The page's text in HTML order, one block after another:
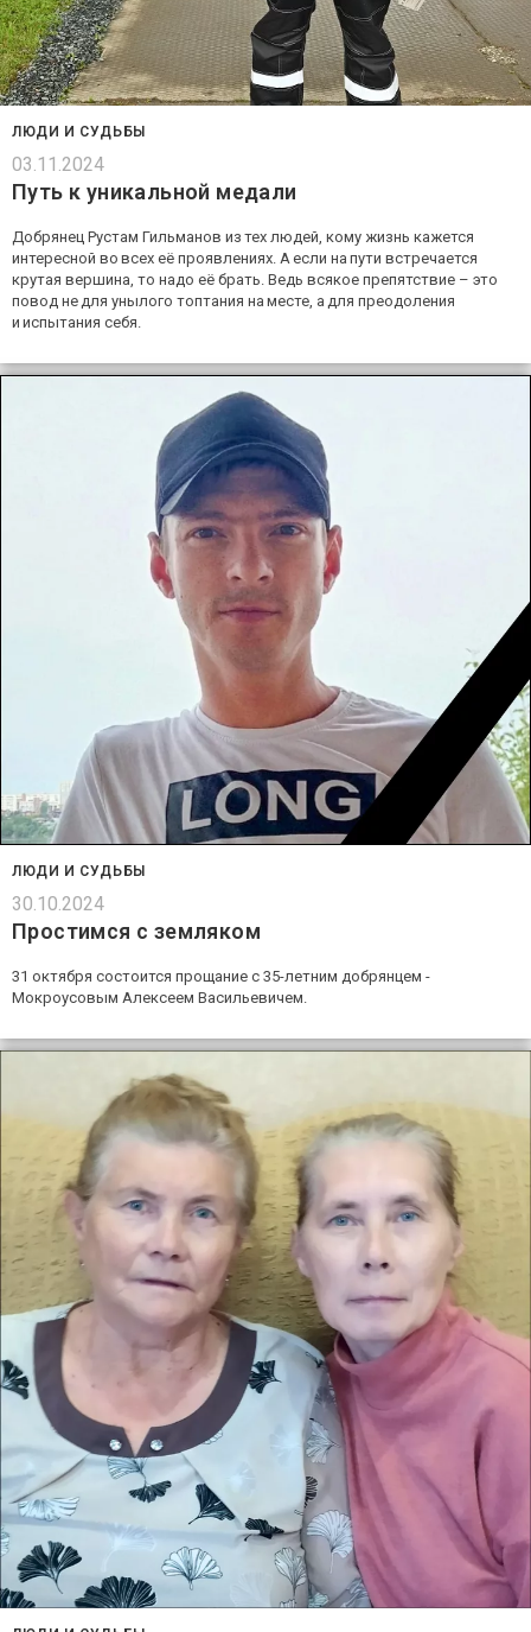
ЛЮДИ И СУДЬБЫ
03.11.2024
Путь к уникальной медали
Добрянец Рустам Гильманов из тех людей, кому жизнь кажется
интересной во всех её проявлениях. А если на пути встречается
крутая вершина, то надо её брать. Ведь всякое препятствие – это
повод не для унылого топтания на месте, а для преодоления
и испытания себя.
ЛЮДИ И СУДЬБЫ
30.10.2024
Простимся с земляком
31 октября состоится прощание с 35-летним добрянцем -
Мокроусовым Алексеем Васильевичем.